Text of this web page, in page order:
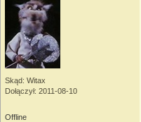
Skąd: Witax
Dołączył: 2011-08-10
Offline